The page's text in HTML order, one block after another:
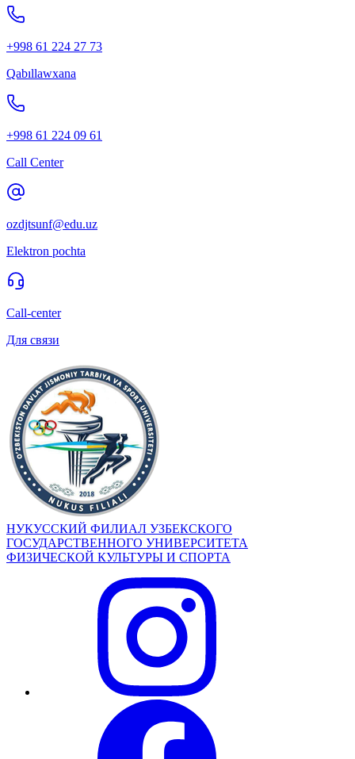
+998 61 224 27 73
Qabıllawxana
+998 61 224 09 61
Call Center
ozdjtsunf@edu.uz
Elektron pochta
Call-center
Для связи
НУКУССКИЙ ФИЛИАЛ УЗБЕКСКОГО
ГОСУДАРСТВЕННОГО УНИВЕРСИТЕТА
ФИЗИЧЕСКОЙ КУЛЬТУРЫ И СПОРТА